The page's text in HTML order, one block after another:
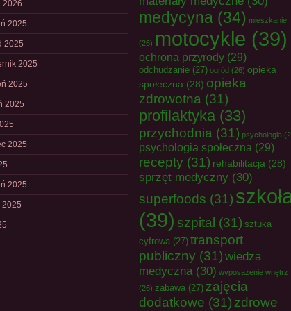
2026
2025
2025
2025
2025
2025
2025
2025
2025
medycyna (34) mieszkanie
(26) motocykle (39)
ochrona przyrody (29)
odchudzanie (27) ogród (26) opieka
społeczna (28) opieka
zdrowotna (31)
profilaktyka (33)
przychodnia (31) psychologia
psychologia społeczna (29)
recepty (31) rehabilitacja (28)
sprzęt medyczny (30)
superfoods (31)
(39) szpital (31) sztuka
cyfrowa (27) transport
publiczny (31) wiedza
medyczna(30) wyposażenie wnętrz
(26) zabawa (27) zajęcia
dodatkowe (31) zdrowe